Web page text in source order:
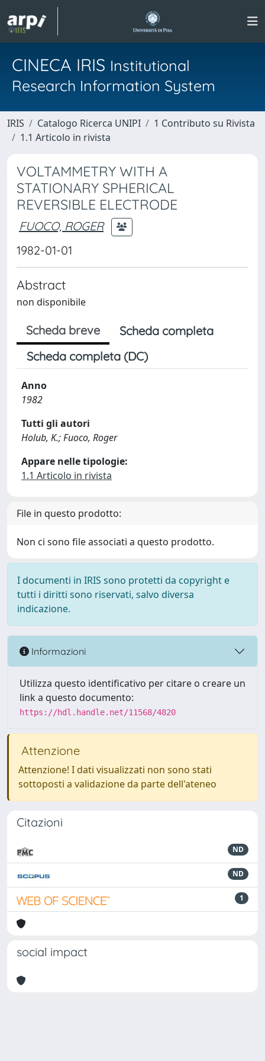
CINECA IRIS Institutional
Research Information System
IRIS Catalogo Ricerca UNIPI
1 Contributo su Rivista
1.1 Articolo in rivista
VOLTAMMETRY WITH A
STATIONARY SPHERICAL
REVERSIBLE ELECTRODE
FUOCO, ROGER
1982-01-01
Abstract
non disponibile
Scheda breve
Scheda completa
Scheda completa (DC)
Anno
1982
Tutti gli autori
Holub, K.; Fuoco, Roger
Appare nelle tipologie:
1.1 Articolo in rivista
File in questo prodotto:
Non ci sono file associati a questo prodotto.
I documenti in IRIS sono protetti da copyright e
tutti i diritti sono riservati, salvo diversa
indicazione.
Informazioni
Utilizza questo identificativo per citare o creare un
link a questo documento:
https://hdl.handle.net/11568/4820
Attenzione
Attenzione! I dati visualizzati non sono stati
sottoposti a validazione da parte dell'ateneo
Citazioni
ND
ND
1
social impact